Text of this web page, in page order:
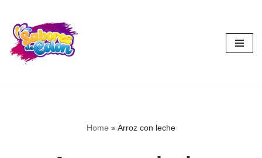
Skip
to
content
Home »Arroz con leche